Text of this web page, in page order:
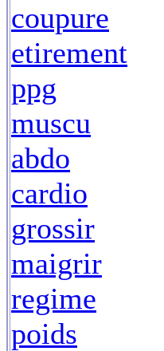
coupure
etirement
ppg
muscu
abdo
cardio
grossir
maigrir
regime
poids